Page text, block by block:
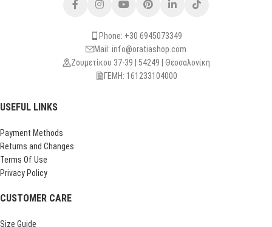
Phone: +30 6945073349
Mail: info@oratiashop.com
Ζουμετίκου 37-39 | 54249 | Θεσσαλονίκη
ΓΕΜΗ: 161233104000
USEFUL LINKS
Payment Methods
Returns and Changes
Terms Of Use
Privacy Policy
CUSTOMER CARE
Size Guide